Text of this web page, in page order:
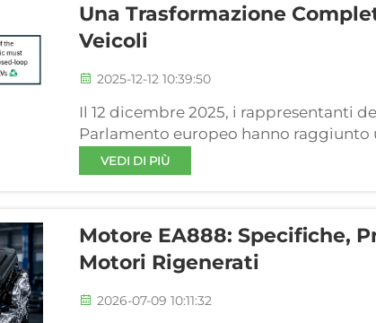
Una Trasformazione
Veicoli
2025-12-12 10:39:50
Il 12 dicembre 2025, i rappresentanti
Parlamento europeo hanno
disciplinano i requisiti di circolarità
veicoli a fine vita (...)
VEDI DI PIÙ
Motore EA888: Specifiche,
Motori Rigenerati
2026-07-09 10:11:32